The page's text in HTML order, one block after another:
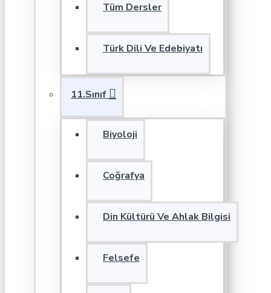
Tüm Dersler
Türk Dili Ve Edebiyatı
11.Sınıf
Biyoloji
Coğrafya
Din Kültürü Ve Ahlak Bilgisi
Felsefe